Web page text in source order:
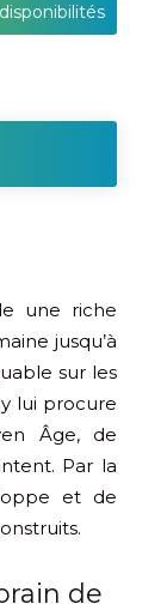
une riche
jusqu’à
sur les
lui procure
Âge, de
Par la
et de
de